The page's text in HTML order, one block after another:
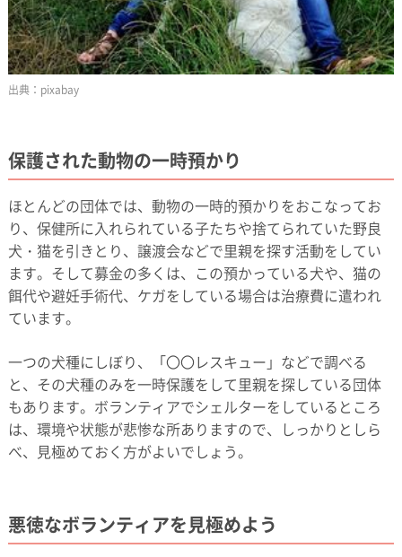
pixabay
保護された動物の一時預かり
ほとんどの団体では、動物の一時的預かりをおこなってお
り、保健所に入れられている子たちや捨てられていた野良
犬・猫を引きとり、譲渡会などで里親を探す活動をしてい
ます。そして募金の多くは、この預かっている犬や、猫の
餌代や避妊手術代、ケガをしている場合は治療費に遣われ
ています。
一つの犬種にしぼり、「〇〇レスキュー」などで調べる
と、その犬種のみを一時保護をして里親を探している団体
もあります。ボランティアでシェルターをしているところ
は、環境や状態が悲惨な所ありますので、しっかりとしら
べ、見極めておく方がよいでしょう。
悪徳なボランティアを見極めよう